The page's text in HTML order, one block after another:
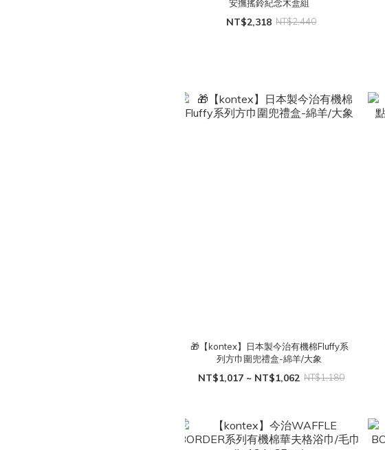
安撫搖鈴紀念木盒組
NT$2,318 NT$2,440
🎁【kontex】日本製今治有機棉Fluffy系
列方巾圍兜禮盒-綿羊/大象
NT$1,017 ~ NT$1,062 NT$1,180